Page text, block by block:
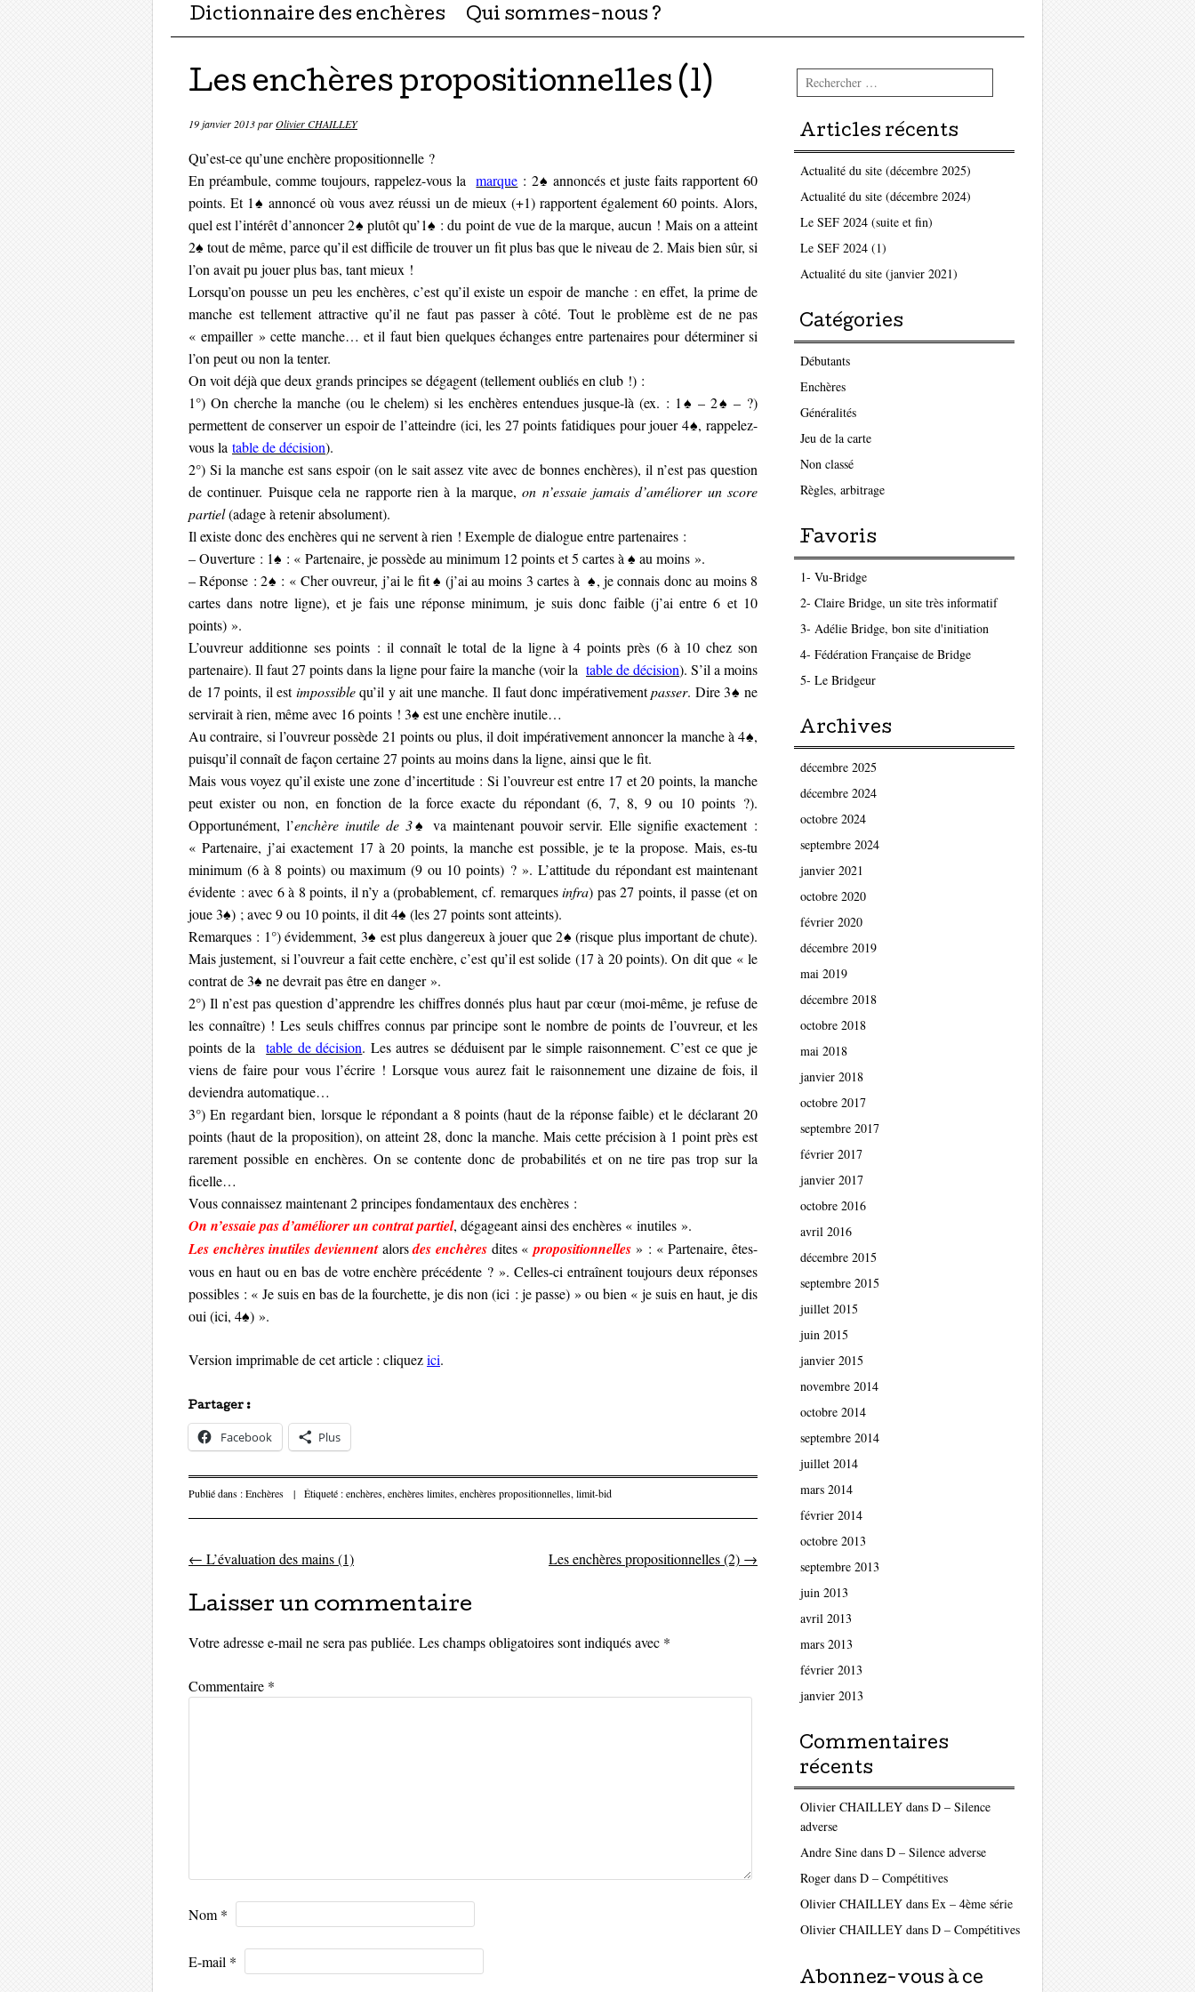
Dictionnaire des enchères Qui sommes-nous ?
Les enchères propositionnelles (1)
19 janvier 2013parOlivier CHAILLEY
Qu’est-ce qu’une enchère propositionnelle ?
En préambule, comme toujours, rappelez-vous la marque : 2♠ annoncés et juste faits rapportent 60
points. Et 1♠ annoncé où vous avez réussi un de mieux (+1) rapportent également 60 points. Alors,
quel est l’intérêt d’annoncer 2♠ plutôt qu’1♠ : du point de vue de la marque, aucun ! Mais on a atteint
2♠ tout de même, parce qu’il est difficile de trouver un fit plus bas que le niveau de 2. Mais bien sûr, si
l’on avait pu jouer plus bas, tant mieux !
Lorsqu’on pousse un peu les enchères, c’est qu’il existe un espoir de manche : en effet, la prime de
manche est tellement attractive qu’il ne faut pas passer à côté. Tout le problème est de ne pas
« empailler » cette manche… et il faut bien quelques échanges entre partenaires pour déterminer si
l’on peut ou non la tenter.
On voit déjà que deux grands principes se dégagent (tellement oubliés en club !) :
1°) On cherche la manche (ou le chelem) si les enchères entendues jusque-là (ex. : 1♠ – 2♠ – ?)
permettent de conserver un espoir de l’atteindre (ici, les 27 points fatidiques pour jouer 4♠, rappelez-
vous la table de décision).
2°) Si la manche est sans espoir (on le sait assez vite avec de bonnes enchères), il n’est pas question
de continuer. Puisque cela ne rapporte rien à la marque,on n’essaie jamais d’améliorer un score
partiel(adage à retenir absolument).
Il existe donc des enchères qui ne servent à rien ! Exemple de dialogue entre partenaires :
– Ouverture : 1♠ : « Partenaire, je possède au minimum 12 points et 5 cartes à ♠ au moins ».
– Réponse : 2♠ : « Cher ouvreur, j’ai le fit ♠ (j’ai au moins 3 cartes à ♠, je connais donc au moins 8
cartes dans notre ligne), et je fais une réponse minimum, je suis donc faible (j’ai entre 6 et 10
points) ».
L’ouvreur additionne ses points : il connaît le total de la ligne à 4 points près (6 à 10 chez son
partenaire). Il faut 27 points dans la ligne pour faire la manche (voir la table de décision). S’il a moins
de 17 points, il estimpossiblequ’il y ait une manche. Il faut donc impérativementpasser. Dire 3♠ ne
servirait à rien, même avec 16 points ! 3♠ est une enchère inutile…
Au contraire, si l’ouvreur possède 21 points ou plus, il doit impérativement annoncer la manche à 4♠,
puisqu’il connaît de façon certaine 27 points au moins dans la ligne, ainsi que le fit.
Mais vous voyez qu’il existe une zone d’incertitude : Si l’ouvreur est entre 17 et 20 points, la manche
peut exister ou non, en fonction de la force exacte du répondant (6, 7, 8, 9 ou 10 points ?).
Opportunément, l’enchère inutile de 3♠ va maintenant pouvoir servir. Elle signifie exactement :
« Partenaire, j’ai exactement 17 à 20 points, la manche est possible, je te la propose. Mais, es-tu
minimum (6 à 8 points) ou maximum (9 ou 10 points) ? ». L’attitude du répondant est maintenant
évidente : avec 6 à 8 points, il n’y a (probablement, cf. remarquesinfra) pas 27 points, il passe (et on
joue 3♠) ; avec 9 ou 10 points, il dit 4♠ (les 27 points sont atteints).
Remarques : 1°) évidemment, 3♠ est plus dangereux à jouer que 2♠ (risque plus important de chute).
Mais justement, si l’ouvreur a fait cette enchère, c’est qu’il est solide (17 à 20 points). On dit que « le
contrat de 3♠ ne devrait pas être en danger ».
2°) Il n’est pas question d’apprendre les chiffres donnés plus haut par cœur (moi-même, je refuse de
les connaître) ! Les seuls chiffres connus par principe sont le nombre de points de l’ouvreur, et les
points de latable de décision. Les autres se déduisent par le simple raisonnement. C’est ce que je
viens de faire pour vous l’écrire ! Lorsque vous aurez fait le raisonnement une dizaine de fois, il
deviendra automatique…
3°) En regardant bien, lorsque le répondant a 8 points (haut de la réponse faible) et le déclarant 20
points (haut de la proposition), on atteint 28, donc la manche. Mais cette précision à 1 point près est
rarement possible en enchères. On se contente donc de probabilités et on ne tire pas trop sur la
ficelle…
Vous connaissez maintenant 2 principes fondamentaux des enchères :
On n’essaie pas d’améliorer un contrat partiel, dégageant ainsi des enchères « inutiles ».
Les enchères inutiles deviennentalorsdes enchèresdites « propositionnelles» : « Partenaire, êtes-
vous en haut ou en bas de votre enchère précédente ? ». Celles-ci entraînent toujours deux réponses
possibles : « Je suis en bas de la fourchette, je dis non (ici : je passe) » ou bien « je suis en haut, je dis
oui (ici, 4♠) ».
Version imprimable de cet article : cliquezici.
Partager :
Facebook Plus
Publié dans :Enchères | Étiqueté :enchères, enchères limites, enchères propositionnelles, limit-bid
Parcourir les articles
← L’évaluation des mains (1) Les enchères propositionnelles (2) →
Laisser un commentaire
Votre adresse e-mail ne sera pas publiée. Les champs obligatoires sont indiqués avec *
Commentaire *
Nom *
E-mail *
Rechercher
Articles récents
Actualité du site (décembre 2025)
Actualité du site (décembre 2024)
Le SEF 2024 (suite et fin)
Le SEF 2024 (1)
Actualité du site (janvier 2021)
Catégories
Débutants
Enchères
Généralités
Jeu de la carte
Non classé
Règles, arbitrage
Favoris
1- Vu-Bridge
2- Claire Bridge, un site très informatif
3- Adélie Bridge, bon site d'initiation
4- Fédération Française de Bridge
5- Le Bridgeur
Archives
décembre 2025
décembre 2024
octobre 2024
septembre 2024
janvier 2021
octobre 2020
février 2020
décembre 2019
mai 2019
décembre 2018
octobre 2018
mai 2018
janvier 2018
octobre 2017
septembre 2017
février 2017
janvier 2017
octobre 2016
avril 2016
décembre 2015
septembre 2015
juillet 2015
juin 2015
janvier 2015
novembre 2014
octobre 2014
septembre 2014
juillet 2014
mars 2014
février 2014
octobre 2013
septembre 2013
juin 2013
avril 2013
mars 2013
février 2013
janvier 2013
Commentaires
récents
Olivier CHAILLEYdans D – Silence
adverse
Andre Sinedans D – Silence adverse
Rogerdans D – Compétitives
Olivier CHAILLEYdans Ex – 4ème série
Olivier CHAILLEYdans D – Compétitives
Abonnez-vous à ce